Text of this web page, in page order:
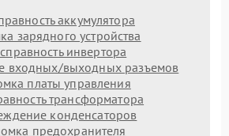
аккумулятора
зарядного устройства
инвертора
входных/выходных разъемов
платы управления
трансформатора
конденсаторов
предохранителя